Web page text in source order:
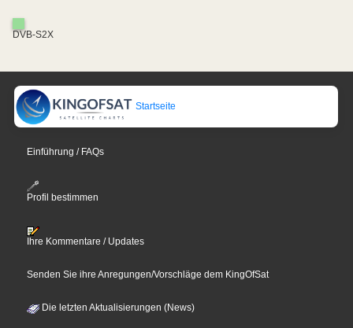
DVB-S2X
Startseite
Einführung / FAQs
Profil bestimmen
Ihre Kommentare / Updates
Senden Sie ihre Anregungen/Vorschläge dem KingOfSat
Die letzten Aktualisierungen (News)